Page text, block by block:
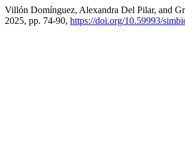
Villón Domínguez, Alexandra Del Pilar, and
2025, pp. 74-90, https://doi.org/10.59993/